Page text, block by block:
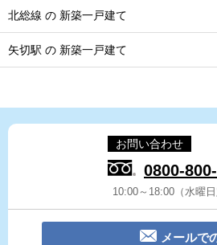
北総線 の 新築一戸建て
矢切駅 の 新築一戸建て
お問い合わせ
0800-
10:00～18:00（水曜日
メールで